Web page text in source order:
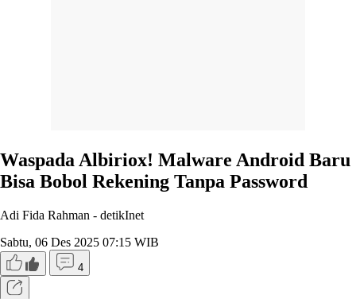
Waspada Albiriox! Malware Android Baru
Bisa Bobol Rekening Tanpa Password
Adi Fida Rahman - detikInet
Sabtu, 06 Des 2025 07:15 WIB
4